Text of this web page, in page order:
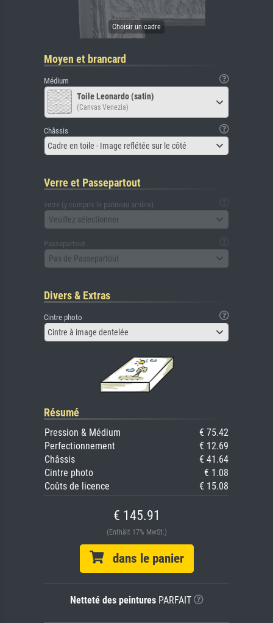
Moyen et brancard
Médium
Toile Leonardo (satin)
(Canvas Venezia)
Châssis
Cadre en toile - Image reflétée sur le côté
Verre et Passepartout
verre (y compris le panneau arrière)
Veuillez sélectionner
Passepartout
Pas de Passepartout
Divers & Extras
Cintre photo
Cintre à image dentelée
Résumé
Pression & Médium
€ 75.42
Perfectionnement
€ 12.69
Châssis
€ 41.64
Cintre photo
€ 1.08
Coûts de licence
€ 15.08
€ 145.91
(Enthält 17% MwSt.)
dans le panier
Netteté des peinturesPARFAIT